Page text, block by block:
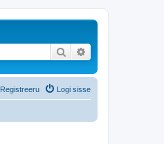
Otsi
Logi sisse
Registreeru